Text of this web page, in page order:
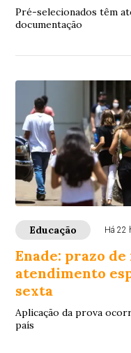
Pré-selecionados têm
documentação
Educação Há 22
Enade: prazo
atendimento
sexta
Aplicação da prova
país